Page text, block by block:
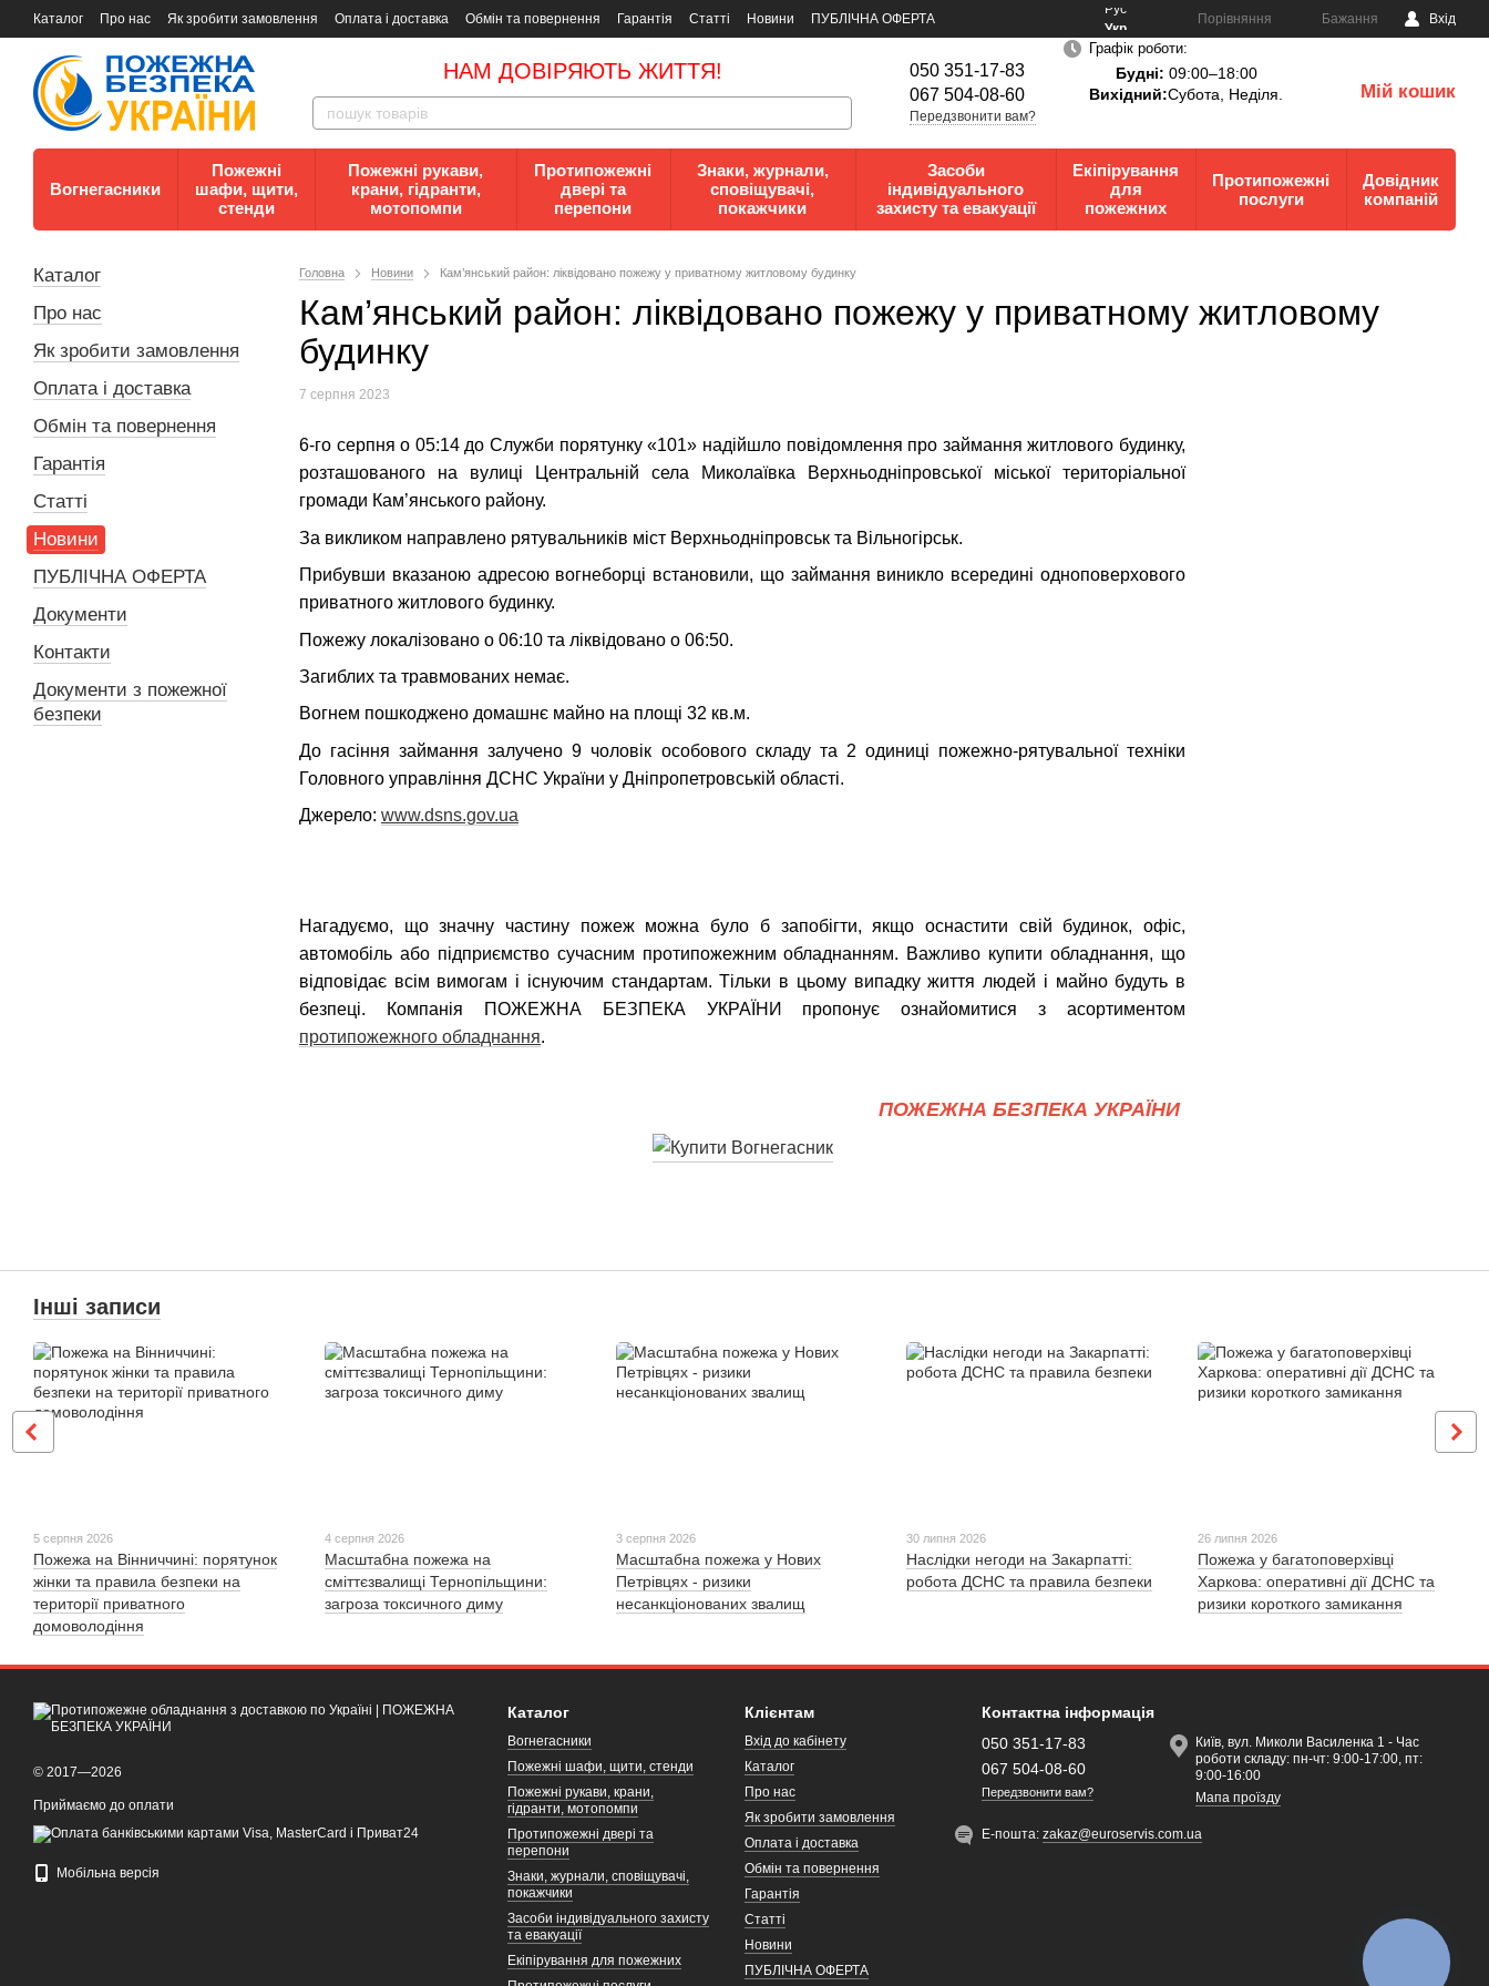
Каталог Про нас Як зробити замовлення Оплата і доставка Обмін та повернення Гарантія Статті Новини
ПУБЛІЧНА ОФЕРТА
Документи
Контакти Документи з пожежної безпеки
Рус
Укр
Порівняння Бажання Вхід
НАМ ДОВІРЯЮТЬ ЖИТТЯ!
050 351-17-83
067 504-08-60
Передзвонити вам?
Графік роботи:
Будні: 09:00–18:00
Вихідний:Субота, Неділя. Мій кошик
Вогнегасники
Пожежні
шафи, щити,
стенди
Пожежні рукави,
крани, гідранти,
мотопомпи
Протипожежні
двері та
перепони
Знаки, журнали,
сповіщувачі,
покажчики
Засоби
індивідуального
захисту та евакуації
Екіпірування
для
пожежних
Протипожежні
послуги
Довідник
компаній
Головна Новини Кам’янський район: ліквідовано пожежу у приватному житловому будинку
Кам’янський район: ліквідовано пожежу у приватному житловому
будинку
7 серпня 2023
6-го серпня о 05:14 до Служби порятунку «101» надійшло повідомлення про займання житлового будинку,
розташованого на вулиці Центральній села Миколаївка Верхньодніпровської міської територіальної
громади Кам’янського району.
За викликом направлено рятувальників міст Верхньодніпровськ та Вільногірськ.
Прибувши вказаною адресою вогнеборці встановили, що займання виникло всередині одноповерхового
приватного житлового будинку.
Пожежу локалізовано о 06:10 та ліквідовано о 06:50.
Загиблих та травмованих немає.
Вогнем пошкоджено домашнє майно на площі 32 кв.м.
До гасіння займання залучено 9 чоловік особового складу та 2 одиниці пожежно-рятувальної техніки
Головного управління ДСНС України у Дніпропетровській області.
Джерело: www.dsns.gov.ua
Нагадуємо, що значну частину пожеж можна було б запобігти, якщо оснастити свій будинок, офіс,
автомобіль або підприємство сучасним протипожежним обладнанням. Важливо купити обладнання, що
відповідає всім вимогам і існуючим стандартам. Тільки в цьому випадку життя людей і майно будуть в
безпеці. Компанія ПОЖЕЖНА БЕЗПЕКА УКРАЇНИ пропонує ознайомитися з асортиментом
протипожежного обладнання.
ПОЖЕЖНА БЕЗПЕКА УКРАЇНИ
Каталог
Про нас
Як зробити замовлення
Оплата і доставка
Обмін та повернення
Гарантія
Статті
Новини
ПУБЛІЧНА ОФЕРТА
Документи
Контакти
Документи з пожежної
безпеки
Інші записи
5 серпня 2026
Пожежа на Вінниччині: порятунок
жінки та правила безпеки на
території приватного
домоволодіння
4 серпня 2026
Масштабна пожежа на
сміттєзвалищі Тернопільщини:
загроза токсичного диму
3 серпня 2026
Масштабна пожежа у Нових
Петрівцях - ризики
несанкціонованих звалищ
30 липня 2026
Наслідки негоди на Закарпатті:
робота ДСНС та правила безпеки
26 липня 2026
Пожежа у багатоповерхівці
Харкова: оперативні дії ДСНС та
ризики короткого замикання
© 2017—2026
Приймаємо до оплати
Мобільна версія
Каталог
Вогнегасники
Пожежні шафи, щити, стенди
Пожежні рукави, крани,
гідранти, мотопомпи
Протипожежні двері та
перепони
Знаки, журнали, сповіщувачі,
покажчики
Засоби індивідуального захисту
та евакуації
Екіпірування для пожежних
Клієнтам
Вхід до кабінету
Каталог
Про нас
Як зробити замовлення
Оплата і доставка
Обмін та повернення
Гарантія
Статті
Новини
ПУБЛІЧНА ОФЕРТА
Контактна інформація
050 351-17-83
067 504-08-60
Передзвонити вам?
Київ, вул. Миколи Василенка 1 - Час
роботи складу: пн-чт: 9:00-17:00, пт:
9:00-16:00
Мапа проїзду
Е-пошта:zakaz@euroservis.com.ua